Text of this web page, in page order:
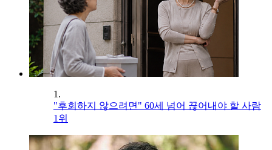
1.
"후회하지 않으려면" 60세 넘어 끊어내야 할 사람
1위